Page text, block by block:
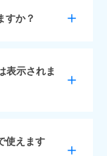
）は、ずっと
すか？
れば、無料プ
ます。
表示されま
示されます。
ンへの切り替
使えます